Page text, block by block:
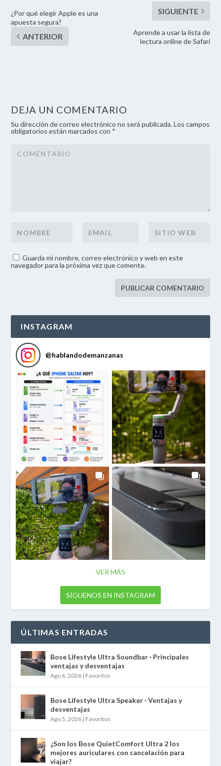
¿Por qué elegir Apple es una
apuesta segura?
Aprende a usar la lista de
lectura online de Safari
DEJA UN COMENTARIO
Su dirección de correo electrónico no será publicada. Los campos
obligatorios están marcados con *
Guarda mi nombre, correo electrónico y web en este
navegador para la próxima vez que comente.
INSTAGRAM
@hablandodemanzanas
VER MÁS
SÍGUENOS EN INSTAGRAM
ÚLTIMAS ENTRADAS
Bose Lifestyle Ultra Soundbar · Principales
ventajas y desventajas
Ago 6, 2026 | Favoritos
Bose Lifestyle Ultra Speaker · Ventajas y
desventajas
Ago 5, 2026 | Favoritos
¿Son los Bose QuietComfort Ultra 2 los
mejores auriculares con cancelación para
viajar?